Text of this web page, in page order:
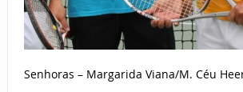
Senhoras – Margarida Viana/M. Céu